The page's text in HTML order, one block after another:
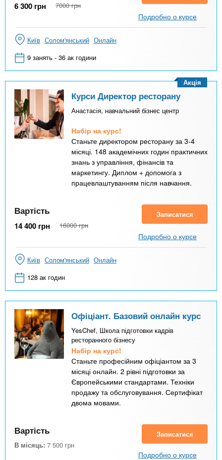
6 300 грн 7000 грн
Подробно о курсе
Київ Солом'янський Онлайн
9 занять - 36 ак години
Курси Директор ресторану
Анастасія, навчальний бізнес центр
Набір на курс!
Станьте директором ресторану за 3-4
місяці. 148 академічних годин практичних
знань з управління, фінансів та
маркетингу. Диплом + допомога з
працевлаштуванням після навчання.
Акція
Вартість
14 400 грн 16000 грн
Записатися
Подробно о курсе
Київ Солом'янський Онлайн
128 ак годин
Офіціант. Базовий онлайн курс
YesChef, Школа підготовки кадрів
ресторанного бізнесу
Набір на курс!
Станьте професійним офіціантом за 3
місяці онлайн. 2 рівні підготовки за
Європейськими стандартами. Техніки
продажу та обслуговування. Сертифікат
двома мовами.
Вартість
В місяць: 7 500 грн
Записатися
Подробно о курсе